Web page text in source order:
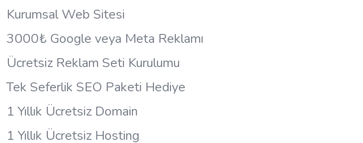
Kurumsal Web Sitesi
3000₺ Google veya Meta Reklamı
Ücretsiz Reklam Seti Kurulumu
Tek Seferlik SEO Paketi Hediye
1 Yıllık Ücretsiz Domain
1 Yıllık Ücretsiz Hosting